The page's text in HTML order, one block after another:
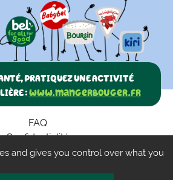
PRATIQUEZ UNE ACTIVITÉ
:www.mangerbouger.fr
FAQ
Confidentialité
des cookies
and gives you control over what you